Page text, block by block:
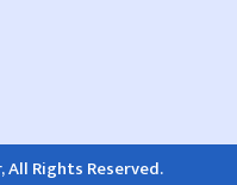
Rights Reserved.